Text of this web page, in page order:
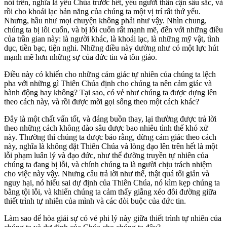
nói trên, nghĩa là yêu Chúa trước hết, yêu người thân cận sâu sắc, và
rồi cho khoái lạc bản năng của chúng ta một vị trí rất thứ yếu.
Nhưng, hầu như mọi chuyện không phải như vậy. Nhìn chung,
chúng ta bị lôi cuốn, và bị lôi cuốn rất mạnh mẽ, đến với những điều
của trần gian này: là người khác, là khoái lạc, là những mỹ vật, tình
dục, tiền bạc, tiện nghi. Những điều này dường như có một lực hút
mạnh mẽ hơn những sự của đức tin và tôn giáo.
Điều này có khiến cho những cảm giác tự nhiên của chúng ta lệch
pha với những gì Thiên Chúa định cho chúng ta nên cảm giác và
hành động hay không? Tại sao, có vẻ như chúng ta được dựng lên
theo cách này, và rồi được mời gọi sống theo một cách khác?
Đây là một chất vấn tốt, và đáng buồn thay, lại thường được trả lời
theo những cách không đào sâu được bao nhiêu tình thế khó xử
này. Thường thì chúng ta được bảo rằng, đừng cảm giác theo cách
này, nghĩa là không đặt Thiên Chúa và lòng đạo lên trên hết là một
lỗi phạm luân lý và đạo đức, như thể đường truyền tự nhiên của
chúng ta đang bị lỗi, và chính chúng ta là người chịu trách nhiệm
cho việc này vậy. Nhưng câu trả lời như thế, thật quá tối giản và
nguy hại, nó hiểu sai dự định của Thiên Chúa, nó kìm kẹp chúng ta
bằng tội lỗi, và khiến chúng ta cảm thấy giằng xéo đôi đường giữa
thiết trình tự nhiên của mình và các đòi buộc của đức tin.
Làm sao để hòa giải sự có vẻ phi lý này giữa thiết trình tự nhiên của